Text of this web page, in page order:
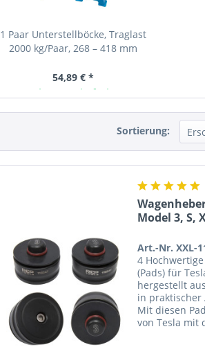
1 Paar Unterstellböcke, Traglast
2000 kg/Paar, 268 – 418 mm
54,89 € *
Ab Lager lieferbar
Sortierung:
Model 3, S,
Art.-Nr. XXL-
4
(Pads) für
hergestellt
in praktischer
Mit diesen
von Tesla mit